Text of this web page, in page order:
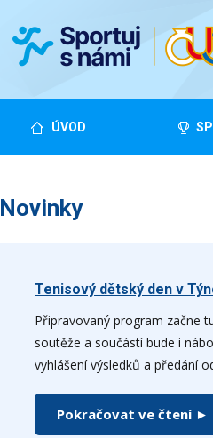
ÚVOD
Novinky
Tenisový dětský den v
Připravovaný program začne
soutěže a součástí bude i
vyhlášení výsledků a předání
Pokračovat ve čtení ►